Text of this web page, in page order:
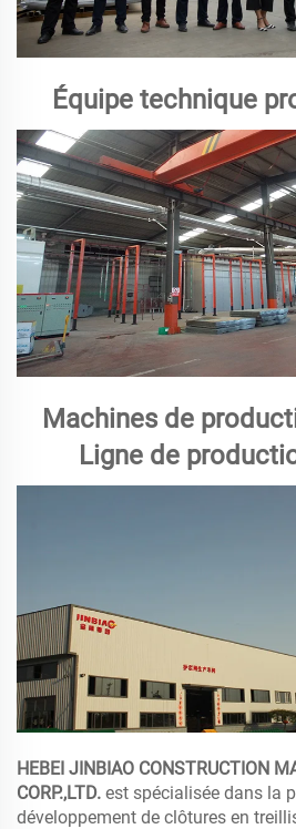
Équipe technique
Machines de
Ligne de
HEBEI JINBIAO CONSTRUCTION
CORP.,LTD. est spécialisée dans la
développement de clôtures en